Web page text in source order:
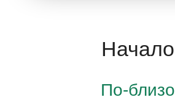
Начало
По-близо